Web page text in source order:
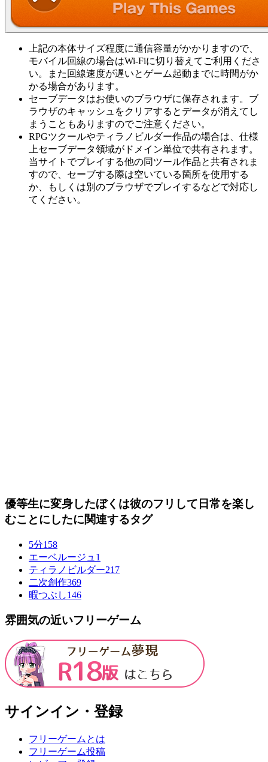
上記の本体サイズ程度に通信容量がかかりますので、
モバイル回線の場合はWi-Fiに切り替えてご利用くださ
い。また回線速度が遅いとゲーム起動までに時間がか
かる場合があります。
セーブデータはお使いのブラウザに保存されます。ブ
ラウザのキャッシュをクリアするとデータが消えてし
まうこともありますのでご注意ください。
RPGツクールやティラノビルダー作品の場合は、仕様
上セーブデータ領域がドメイン単位で共有されます。
当サイトでプレイする他の同ツール作品と共有されま
すので、セーブする際は空いている箇所を使用する
か、もしくは別のブラウザでプレイするなどで対応し
てください。
優等生に変身したぼくは彼のフリして日常を楽し
むことにしたに関連するタグ
5分158
エーベルージュ 1
ティラノビルダー217
二次創作369
暇つぶし146
雰囲気の近いフリーゲーム
サインイン・登録
フリーゲームとは
フリーゲーム投稿